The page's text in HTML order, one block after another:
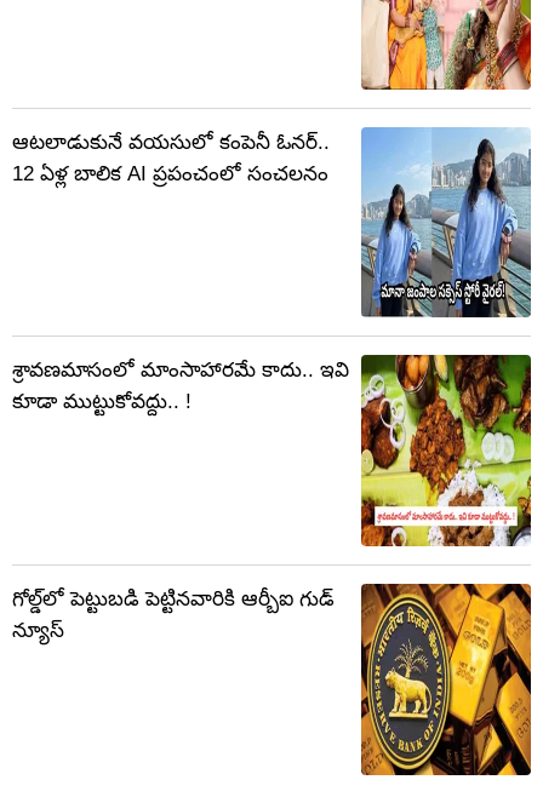
ఆటలాడుకునే వయసులో కంపెనీ ఓనర్..
12 ఏళ్ల బాలిక AI ప్రపంచంలో సంచలనం
శ్రావణమాసంలో మాంసాహారమే కాదు.. ఇవి
కూడా ముట్టుకోవద్దు.. !
గోల్డ్‌లో పెట్టుబడి పెట్టినవారికి ఆర్బీఐ గుడ్
న్యూస్